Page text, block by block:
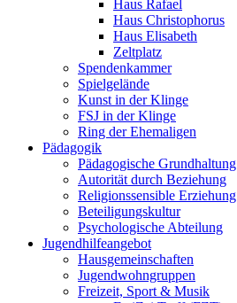
Haus Rafael
Haus Christophorus
Haus Elisabeth
Zeltplatz
Spendenkammer
Spielgelände
Kunst in der Klinge
FSJ in der Klinge
Ring der Ehemaligen
Pädagogik
Pädagogische Grundhaltung
Autorität durch Beziehung
Religionssensible Erziehung
Beteiligungskultur
Psychologische Abteilung
Jugendhilfeangebot
Hausgemeinschaften
Jugendwohngruppen
Freizeit, Sport & Musik